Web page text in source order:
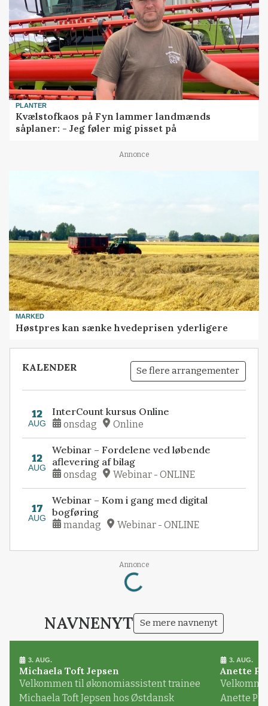
PLANTER
Kvælstofkaos på Fyn lammer landmænds
såplaner: - Jeg føler mig pisset på
Annonce
MARKED
Høstpres kan sænke hvedeprisen yderligere
KALENDER Se flere arrangementer
12
AUG
InterCount kursus Online
onsdag Online
12
AUG
Webinar – Fordelene ved løbende
aflevering af bilag
onsdag Webinar - ONLINE
17
AUG
Webinar – Kom i gang med digital
bogføring
mandag Webinar - ONLINE
Annonce
Loading...
NAVNENYT Se mere navnenyt
3. AUG.
Michaela Toft Jepsen
Velkommen til økonomiassistent trainee
Michaela Toft Jepsen hos Østdansk
3. AUG.
Anette
Anette